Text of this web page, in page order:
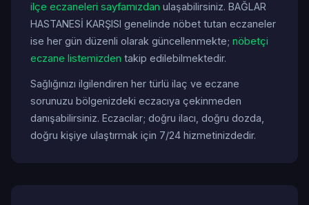
ilçe eczaneleri sayfamızdan ulaşabilirsiniz. BAĞLAR
HASTANESİ KARŞISI genelinde nöbet tutan eczaneler
ise her gün düzenli olarak güncellenmekte; nöbetçi
eczane listemizden takip edilebilmektedir.
Sağlığınızı ilgilendiren her türlü ilaç ve eczane
sorunuzu bölgenizdeki eczacıya çekinmeden
danışabilirsiniz. Eczacılar; doğru ilacı, doğru dozda,
doğru kişiye ulaştırmak için 7/24 hizmetinizdedir.